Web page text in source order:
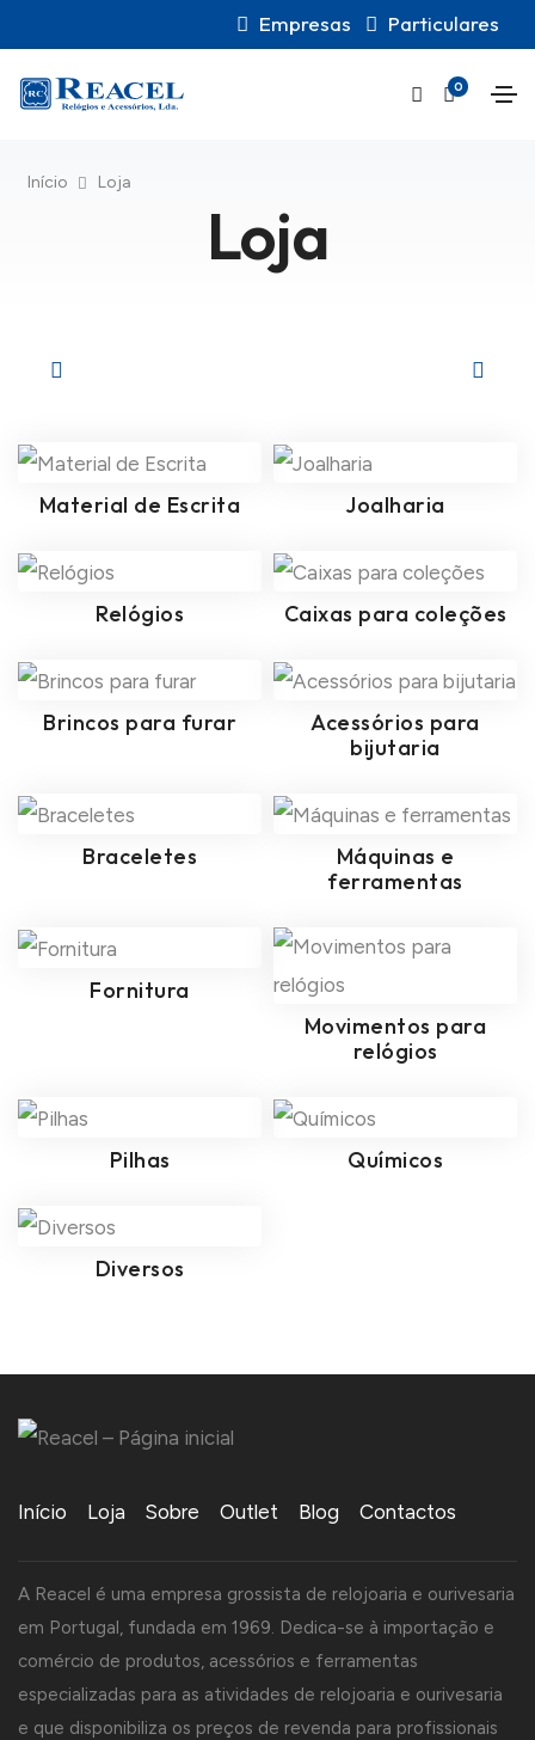
Empresas Particulares
0
Início Loja
Loja
Material de Escrita Joalharia
Relógios Caixas para coleções
Brincos para furar
Acessórios para
bijutaria
Braceletes
Máquinas e
ferramentas
Fornitura
Movimentos para
relógios
Pilhas Químicos
Diversos
Início Loja Sobre Outlet Blog Contactos
A Reacel é uma empresa grossista de relojoaria e ourivesaria
em Portugal, fundada em 1969. Dedica-se à importação e
comércio de produtos, acessórios e ferramentas
especializadas para as atividades de relojoaria e ourivesaria
e que disponibiliza os preços de revenda para profissionais